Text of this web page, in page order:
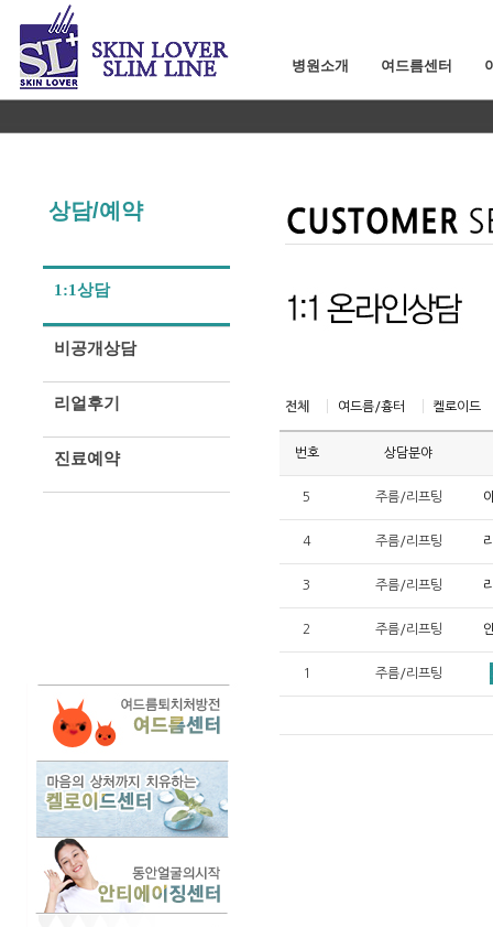
병원소개 여드름센터
상담/예약
1:1상담
비공개상담
리얼후기
진료예약
전체 여드름/흉터 켈로이드
번호 상담분야
5 주름/리프팅
4 주름/리프팅
3 주름/리프팅
2 주름/리프팅
1 주름/리프팅